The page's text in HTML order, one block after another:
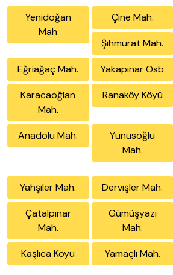
Yenidoğan
Mah
Çine Mah.
Şıhmurat Mah.
Eğriağaç Mah. Yakapınar Osb
Karacaoğlan
Mah.
Ranaköy Köyü
Anadolu Mah.
Yunusoğlu
Mah.
Yahşiler Mah. Dervişler Mah.
Çatalpınar
Mah.
Gümüşyazı
Mah.
Kaşlıca Köyü Yamaçlı Mah.